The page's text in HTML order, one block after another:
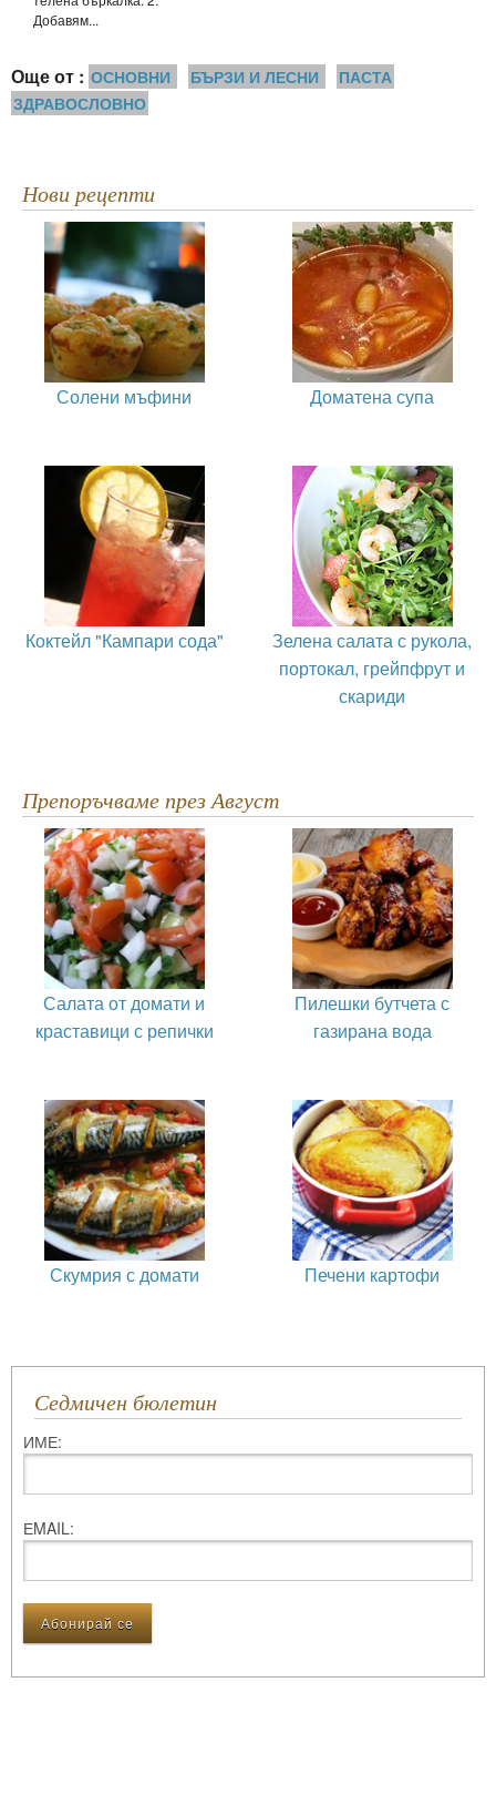
Добавям...
Още от : ОСНОВНИ БЪРЗИ И ЛЕСНИ
ПАСТА
ЗДРАВОСЛОВНО
Нови рецепти
Солени мъфини Доматена супа
Коктейл "Кампари сода"
Зелена салата с рукола,
портокал, грейпфрут и
скариди
Препоръчваме през Август
Салата от домати и
краставици с репички
Пилешки бутчета с
газирана вода
Скумрия с домати Печени картофи
Седмичен бюлетин
ИМЕ:
ЕMAIL: